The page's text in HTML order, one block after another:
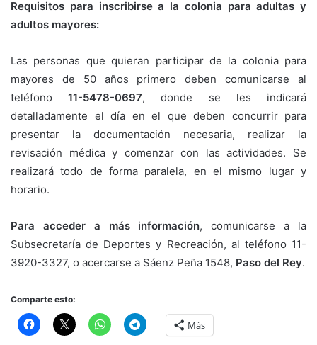
Requisitos para inscribirse a la colonia para adultas y
adultos mayores:
Las personas que quieran participar de la colonia para
mayores de 50 años primero deben comunicarse al
teléfono11-5478-0697, donde se les indicará
detalladamente el día en el que deben concurrir para
presentar la documentación necesaria, realizar la
revisación médica y comenzar con las actividades. Se
realizará todo de forma paralela, en el mismo lugar y
horario.
Para acceder a más información, comunicarse a la
Subsecretaría de Deportes y Recreación, al teléfono 11-
3920-3327, o acercarse a Sáenz Peña 1548, Paso del Rey.
Comparte esto:
Más